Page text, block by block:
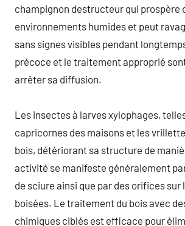
champignon destructeur qui prospère
environnements humides et peut
sans signes visibles pendant
précoce et le traitement approprié
arrêter sa diffusion.
Les insectes à larves xylophages,
capricornes des maisons et les
bois, détériorant sa structure de
activité se manifeste généralement
de sciure ainsi que par des orifices sur
boisées. Le traitement du bois avec
chimiques ciblés est efficace pour